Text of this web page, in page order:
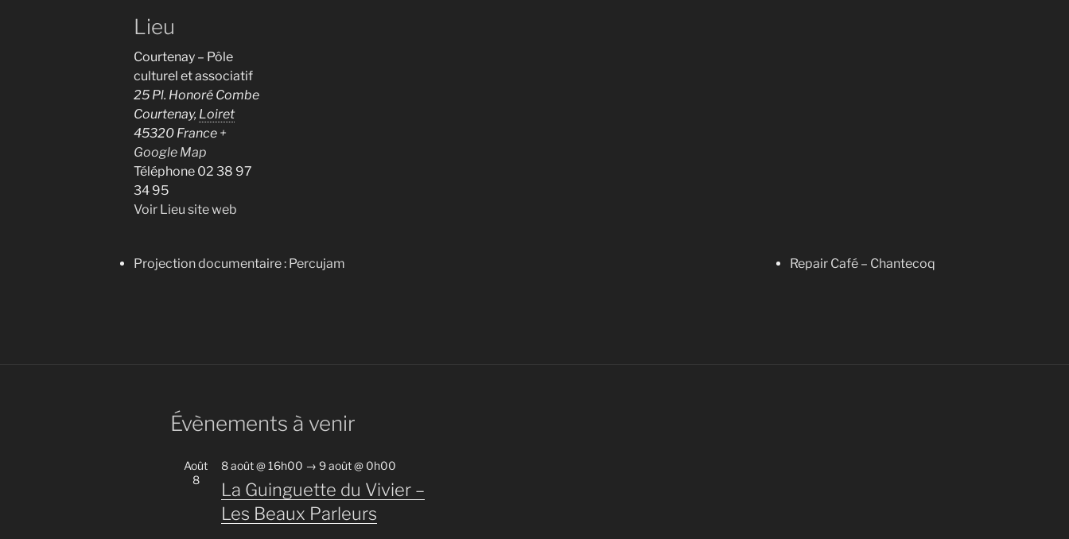
Lieu
Courtenay – Pôle
culturel et associatif
25 Pl. Honoré Combe
Courtenay, Loiret
45320 France +
Google Map
Téléphone 02 38 97
34 95
Voir Lieu site web
Projection documentaire : Percujam Repair Café – Chantecoq
Évènements à venir
Août
8
8 août @ 16h00 → 9 août @ 0h00
La Guinguette du Vivier –
Les Beaux Parleurs